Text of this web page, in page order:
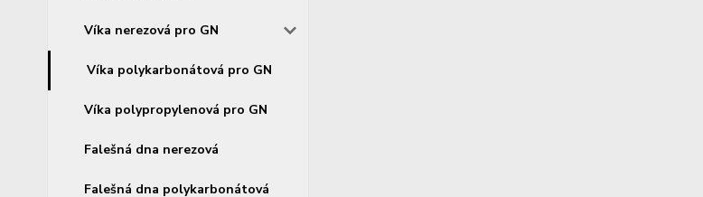
Víka nerezová pro GN
Víka polykarbonátová pro GN
Víka polypropylenová pro GN
Falešná dna nerezová
Falešná dna polykarbonátová